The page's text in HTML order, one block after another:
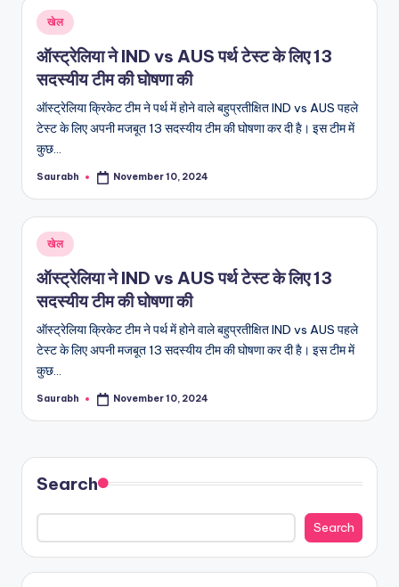
और
विश्व
Posted
in
खेल
ऑस्ट्रेलिया ने IND vs AUS पर्थ टेस्ट के लिए 13
सदस्यीय टीम की घोषणा की
ऑस्ट्रेलिया क्रिकेट टीम ने पर्थ में होने वाले बहुप्रतीक्षित IND vs AUS पहले
टेस्ट के लिए अपनी मजबूत 13 सदस्यीय टीम की घोषणा कर दी है। इस टीम में
कुछ…
Posted
Saurabh November 10, 2024
Posted
in
खेल
ऑस्ट्रेलिया ने IND vs AUS पर्थ टेस्ट के लिए 13
सदस्यीय टीम की घोषणा की
ऑस्ट्रेलिया क्रिकेट टीम ने पर्थ में होने वाले बहुप्रतीक्षित IND vs AUS पहले
टेस्ट के लिए अपनी मजबूत 13 सदस्यीय टीम की घोषणा कर दी है। इस टीम में
कुछ…
Posted
Saurabh November 10, 2024
Search
Search